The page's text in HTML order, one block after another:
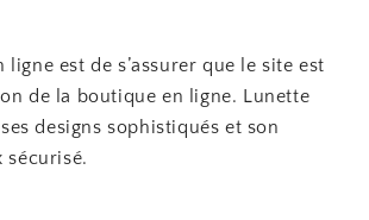
est de s’assurer que le site est
de la boutique en ligne. Lunette
designs sophistiqués et son